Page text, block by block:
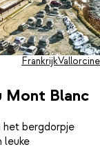
Mont Blanc
FrankrijkVallorcine
het bergdorpje
leuke